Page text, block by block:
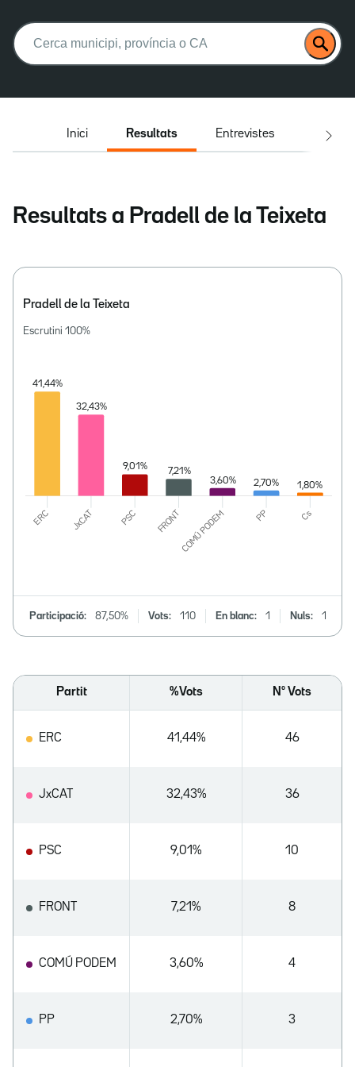
Buscar:
Inici Resultats Entrevistes El
Resultats a Pradell de la Teixeta
Pradell de la Teixeta
Escrutini 100%
Participació: 87,50% Vots: 110 En blanc: 1 Nuls: 1
Partit %Vots Nº Vots
ERC 41,44% 46
JxCAT 32,43% 36
PSC 9,01% 10
FRONT 7,21% 8
COMÚ PODEM 3,60% 4
PP 2,70% 3